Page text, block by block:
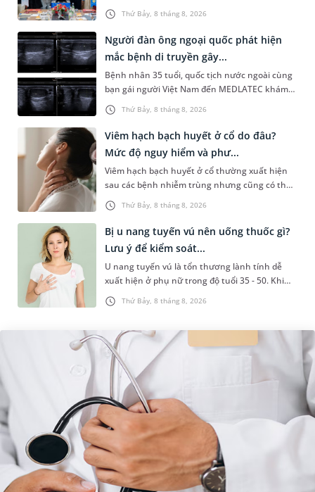
Thứ Bảy, 8 tháng 8, 2026
Quản lý Bệnh viện (HIS - Hospital Information
System) giai đoạn mới. Dự á...
Thứ Bảy, 8 tháng 8, 2026
Người đàn ông ngoại quốc phát hiện
mắc bệnh di truyền gây...
Bệnh nhân 35 tuổi, quốc tịch nước ngoài cùng
bạn gái người Việt Nam đến MEDLATEC khám
sức khỏe tiền hôn nhân. Qua thăm khám và
làm các xét nghiệm chuyên sâu,...
Thứ Bảy, 8 tháng 8, 2026
Viêm hạch bạch huyết ở cổ do đâu?
Mức độ nguy hiểm và phư...
Viêm hạch bạch huyết ở cổ thường xuất hiện
sau các bệnh nhiễm trùng nhưng cũng có thể
liên quan đến lao hạch hoặc ung thư. Để tìm
hiểu nguyên nhân gây viêm,...
Thứ Bảy, 8 tháng 8, 2026
Bị u nang tuyến vú nên uống thuốc gì?
Lưu ý để kiểm soát...
U nang tuyến vú là tổn thương lành tính dễ
xuất hiện ở phụ nữ trong độ tuổi 35 - 50. Khi
được chẩn đoán mắc bệnh, nhiều người
thường băn khoăn u nang tuyến v...